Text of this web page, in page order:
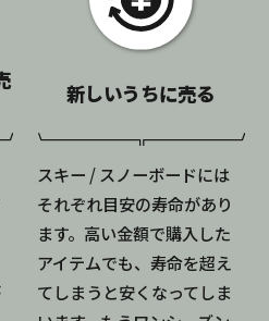
新しいうちに売る
スキー / スノーボードには
それぞれ目安の寿命があり
ます。高い金額で購入した
アイテムでも、寿命を超え
てしまうと安くなってしま